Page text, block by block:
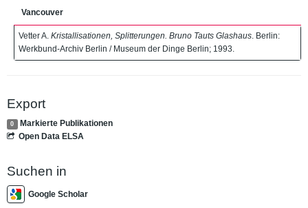
Vancouver
Vetter A. Kristallisationen, Splitterungen. Bruno Tauts Glashaus . Berlin:
Werkbund-Archiv Berlin / Museum der Dinge Berlin; 1993.
Export
0
Markierte Publikationen
Open Data ELSA
Suchen in
Google Scholar